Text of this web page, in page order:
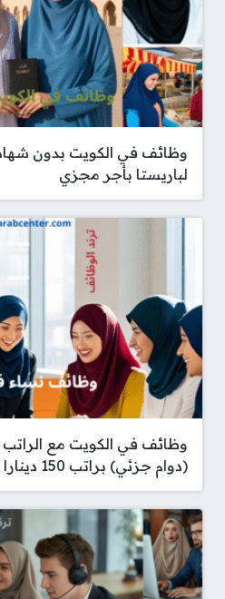
وظائف في الكويت بدون
لباريستا بأجر مجزي
وظائف في الكويت مع الراتب
(دوام جزئي) براتب 150 دينارا وعمولة